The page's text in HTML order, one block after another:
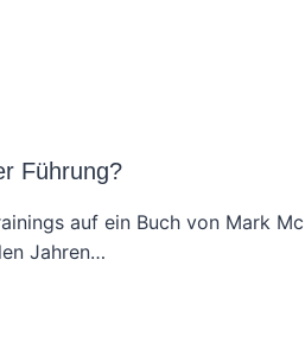
Führung?
auf ein Buch von Mark
Jahren…